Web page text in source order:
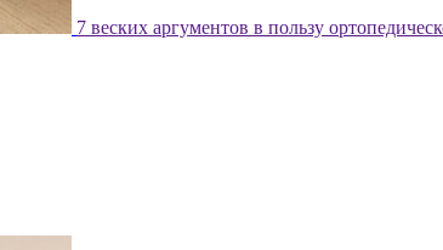
7 веских аргументов в пользу